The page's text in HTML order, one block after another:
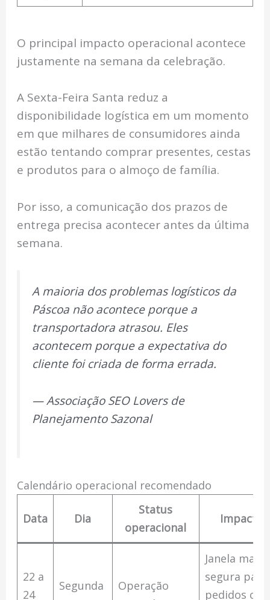
O principal impacto operacional acontece
justamente na semana da celebração.
A Sexta-Feira Santa reduz a
disponibilidade logística em um momento
em que milhares de consumidores ainda
estão tentando comprar presentes, cestas
e produtos para o almoço de família.
Por isso, a comunicação dos prazos de
entrega precisa acontecer antes da última
semana.
A maioria dos problemas logísticos da
Páscoa não acontece porque a
transportadora atrasou. Eles
acontecem porque a expectativa do
cliente foi criada de forma errada.
— Associação SEO Lovers de
Planejamento Sazonal
Calendário operacional recomendado
Data Dia
Status
operacional
Impacto
22 a
24
Segunda
Operação
Janela mais
segura para
pedidos